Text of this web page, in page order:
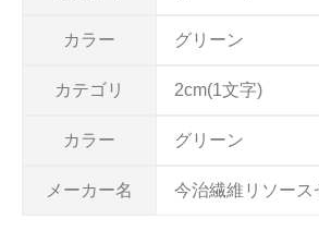
カラー グリーン
カテゴリ 2cm(1文字)
カラー グリーン
メーカー名 今治繊維リソース